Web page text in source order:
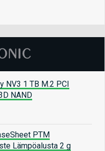
NV3 1 TB M.2 PCI
NAND
PTM
Lämpöalusta 2 g